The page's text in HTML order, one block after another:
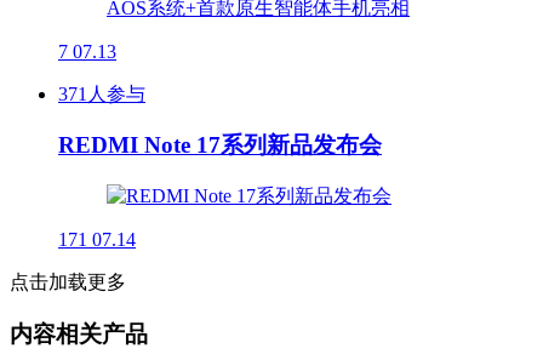
7 07.13
371人参与
REDMI Note 17系列新品发布会
171 07.14
点击加载更多
内容相关产品